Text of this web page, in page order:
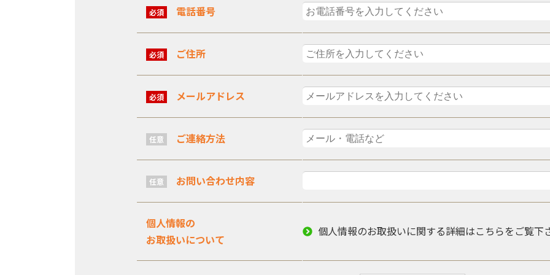
電話番号
必須
ご住所
必須
メールアドレス
必須
ご連絡方法
任意
お問い合わせ内容
任意
個人情報の
お取扱いについて
個人情報のお取扱いに関する詳細はこちらをご覧下